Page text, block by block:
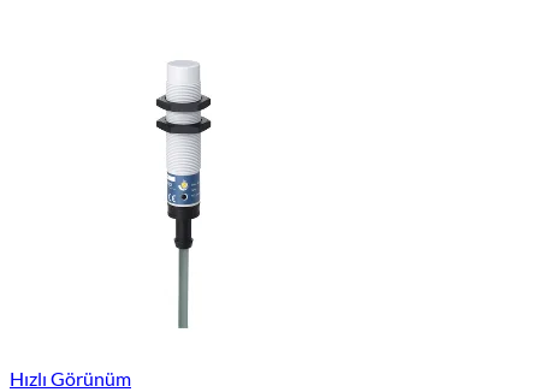
Hızlı Görünüm